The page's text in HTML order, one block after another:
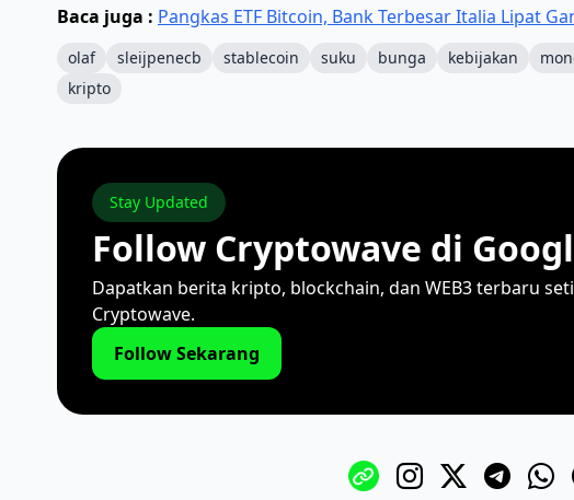
Baca juga : Pangkas ETF Bitcoin, Bank Terbesar Italia Lipat
olaf sleijpenecb stablecoin suku bunga kebijakan
kripto
Stay Updated
Follow Cryptowave di
Dapatkan berita kripto, blockchain, dan WEB3 terbaru
Cryptowave.
Follow Sekarang